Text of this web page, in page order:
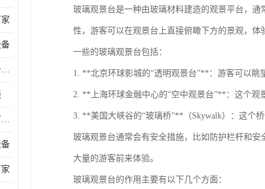
长沙玻璃观景台 一站式服务厂家
南昌玻璃观景台 型号规格可定制
玻璃观景台是一种由玻璃材料建造的观景平台，
性，游客可以在观景台上直接俯瞰下方的景观，体
一些的玻璃观景台包括：
1. **北京环球影城的“透明观景台”**：游客可以眺
2. **上海环球金融中心的“空中观景台”**：这个观
3. **美国大峡谷的“玻璃桥”**（Skywalk）：这个
玻璃观景台通常会有安全措施，比如防护栏杆和
大量的游客前来体验。
玻璃观景台的作用主要有以下几个方面：